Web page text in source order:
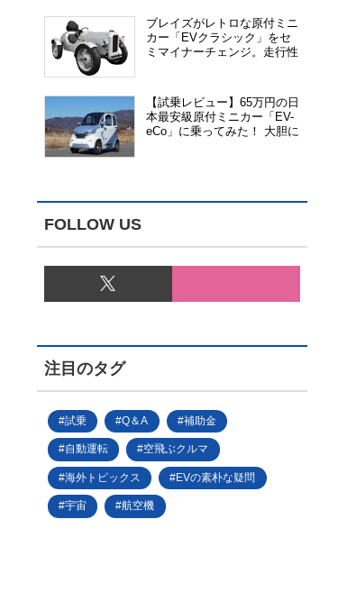
ブレイズがレトロな原付ミニ
カー「EVクラシック」をセ
ミマイナーチェンジ。走行性
【試乗レビュー】65万円の日
本最安級原付ミニカー「EV-
eCo」に乗ってみた！ 大胆に
FOLLOW US
注目のタグ
試乗 Q＆A 補助金
自動運転 空飛ぶクルマ
海外トピックス EVの素朴な疑問
宇宙 航空機